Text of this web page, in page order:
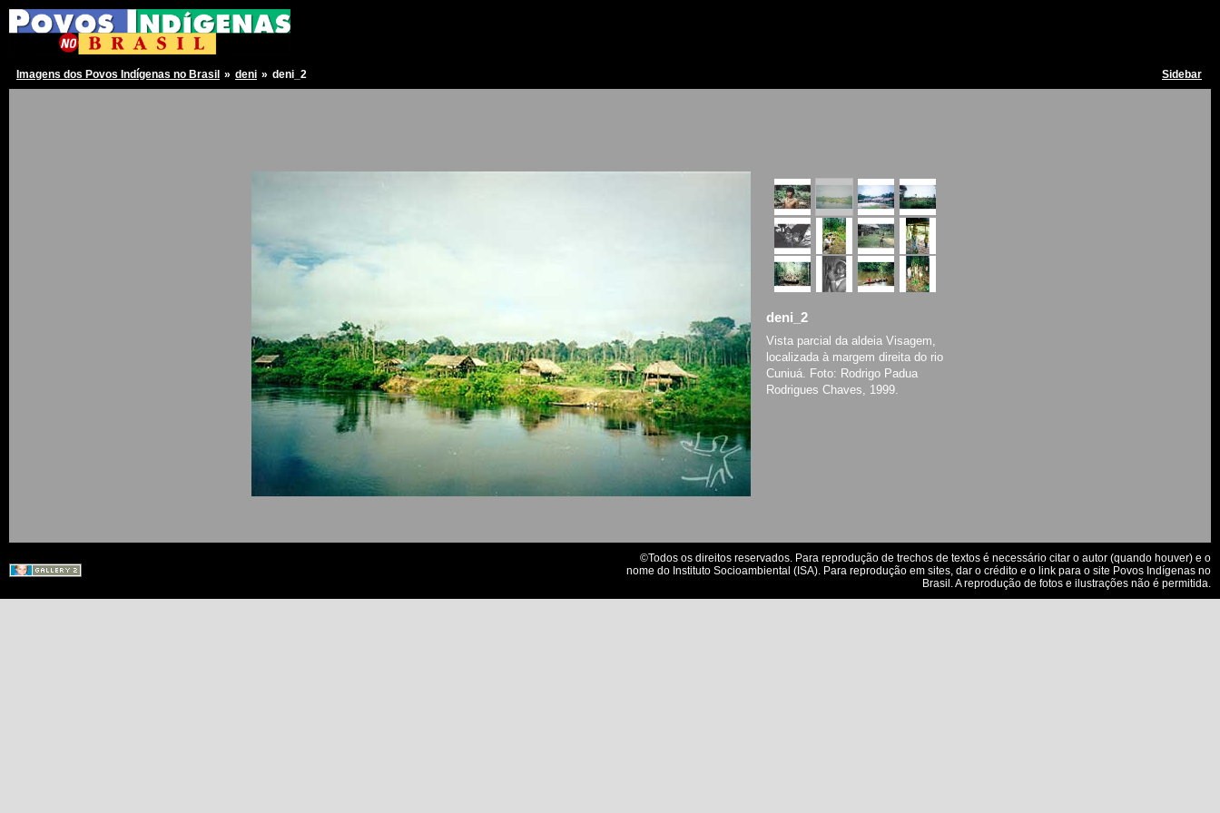
Sidebar
Imagens dos Povos Indígenas no Brasil » deni » deni_2
deni_2
Vista parcial da aldeia Visagem,
localizada à margem direita do rio
Cuniuá. Foto: Rodrigo Padua
Rodrigues Chaves, 1999.
©Todos os direitos reservados. Para reprodução de trechos de textos é necessário citar o autor (quando houver) e o
nome do Instituto Socioambiental (ISA). Para reprodução em sites, dar o crédito e o link para o site Povos Indígenas no
Brasil. A reprodução de fotos e ilustrações não é permitida.